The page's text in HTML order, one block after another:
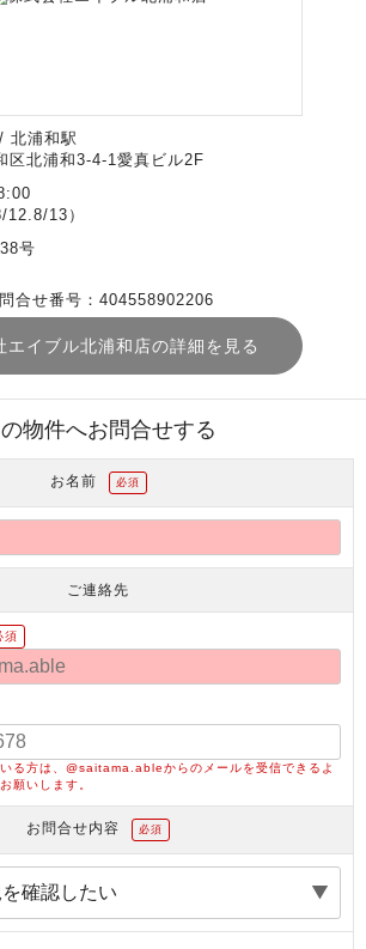
北浦和駅
区北浦和3-4-1愛真ビル2F
12.8/13）
号
合せ番号：404558902206
エイブル北浦和店の詳細を見る
物件へお問合せする
お名前 必須
ご連絡先
須
る方は、@saitama.ableからのメールを受信できるよ
願いします。
お問合せ内容 必須